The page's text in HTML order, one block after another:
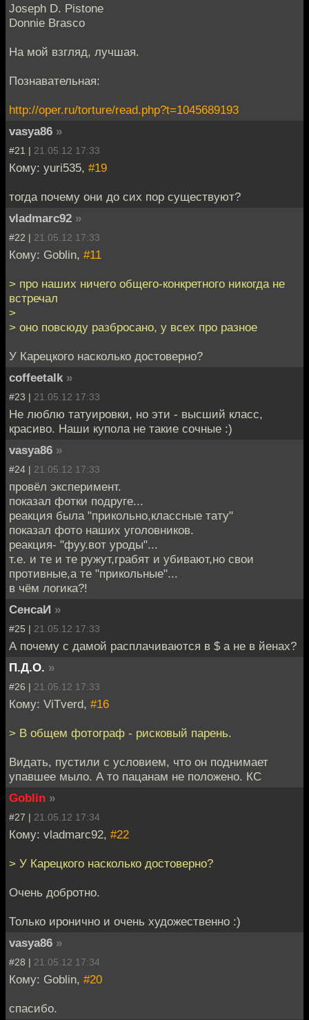
Joseph D. Pistone
Donnie Brasco
На мой взгляд, лучшая.
Познавательная:
http://oper.ru/torture/read.php?t=1045689193
vasya86 »
#21 | 21.05.12 17:33
Кому: yuri535, #19
тогда почему они до сих пор существуют?
vladmarc92 »
#22 | 21.05.12 17:33
Кому: Goblin, #11
> про наших ничего общего-конкретного никогда не
встречал
>
> оно повсюду разбросано, у всех про разное
У Карецкого насколько достоверно?
coffeetalk »
#23 | 21.05.12 17:33
Не люблю татуировки, но эти - высший класс,
красиво. Наши купола не такие сочные :)
vasya86 »
#24 | 21.05.12 17:33
провёл эксперимент.
показал фотки подруге...
реакция была "прикольно,классные тату"
показал фото наших уголовников.
реакция- "фуу.вот уроды"...
т.е. и те и те ружут,грабят и убивают,но свои
противные,а те "прикольные"...
в чём логика?!
СенсаИ »
#25 | 21.05.12 17:33
А почему с дамой расплачиваются в $ а не в йенах?
П.Д.О. »
#26 | 21.05.12 17:33
Кому: ViTverd, #16
> В общем фотограф - рисковый парень.
Видать, пустили с условием, что он поднимает
упавшее мыло. А то пацанам не положено. КС
Goblin »
#27 | 21.05.12 17:34
Кому: vladmarc92, #22
> У Карецкого насколько достоверно?
Очень добротно.
Только иронично и очень художественно :)
vasya86 »
#28 | 21.05.12 17:34
Кому: Goblin, #20
спасибо.